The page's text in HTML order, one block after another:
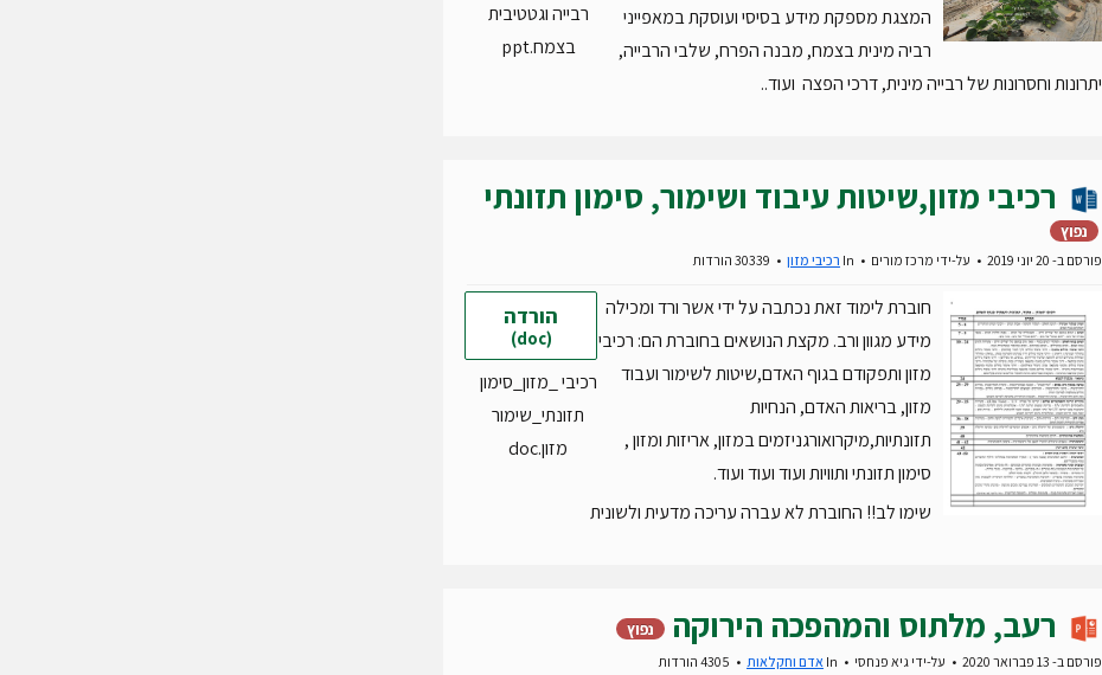
רבייה וגטטיבית
בצמח.ppt
המצגת מספקת מידע בסיסי ועוסקת במאפייני
רביה מינית בצמח, מבנה הפרח, שלבי הרבייה,
יתרונות וחסרונות של רבייה מינית, דרכי הפצה ועוד..
רכיבי מזון,שיטות עיבוד ושימור, סימון תזונתי
נפוץ
פורסם ב- 20 יוני 2019 על-ידי מרכז מורים רכיבי מזון
הורדה
(doc)
רכיבי _מזון_סימון
תזונתי_שימור
מזון.doc
חוברת לימוד זאת נכתבה על ידי אשר ורד ומכילה
מידע מגוון ורב. מקצת הנושאים בחוברת הם: רכיבי
מזון ותפקודם בגוף האדם,שיטות לשימור ועבוד
מזון, בריאות האדם, הנחיות
תזונתיות,מיקרואורגניזמים במזון, אריזות ומזון ,
סימון תזונתי ותוויות ועוד ועוד ועוד.
שימו לב!! החוברת לא עברה עריכה מדעית ולשונית
רעב, מלתוס והמהפכה הירוקה נפוץ
פורסם ב- 13 פברואר 2020 על-ידיגיא פנחסי אדם וחקלאות